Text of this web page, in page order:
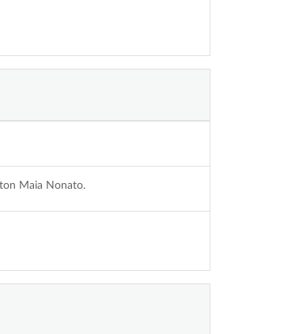
Maia Nonato.